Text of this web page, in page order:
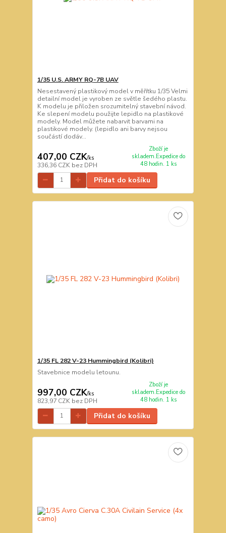
1/35 U.S. ARMY RQ-7B UAV
Nesestavený plastikový model v měřítku 1/35 Velmi
detailní model je vyroben ze světle šedého plastu.
K modelu je přiložen srozumitelný stavební návod.
Ke slepení modelu použijte lepidlo na plastikové
modely. Model můžete nabarvit barvami na
plastikové modely. (lepidlo ani barvy nejsou
součástí dodáv...
407,00 CZK/ks
336,36 CZK bez DPH
Zboží je
skladem.Expedice do
48 hodin. 1 ks
Přidat do košíku
1/35 FL 282 V-23 Hummingbird (Kolibri)
Stavebnice modelu letounu.
997,00 CZK/ks
823,97 CZK bez DPH
Zboží je
skladem.Expedice do
48 hodin. 1 ks
Přidat do košíku